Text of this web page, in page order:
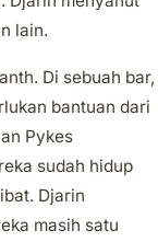
lain.
Di sebuah bar,
bantuan dari
Pykes
sudah hidup
Djarin
masih satu